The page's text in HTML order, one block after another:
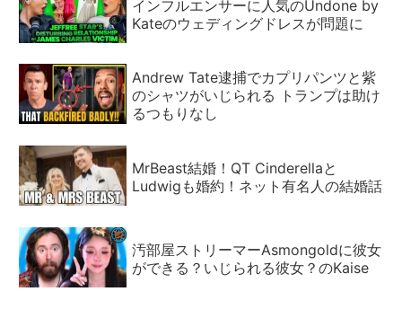
インフルエンサーに人気のUndone by
Kateのウェディングドレスが問題に
Andrew Tate逮捕でカプリパンツと紫
のシャツがいじられる トランプは助け
るつもりなし
MrBeast結婚！QT Cinderellaと
Ludwigも婚約！ネット有名人の結婚話
汚部屋ストリーマーAsmongoldに彼女
ができる？いじられる彼女？のKaise